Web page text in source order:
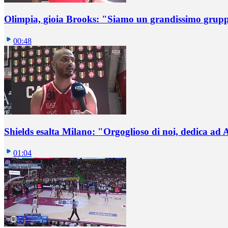
Olimpia, gioia Brooks: "Siamo un grandissimo
00:48
Shields esalta Milano: "Orgoglioso di noi, dedica ad
01:04